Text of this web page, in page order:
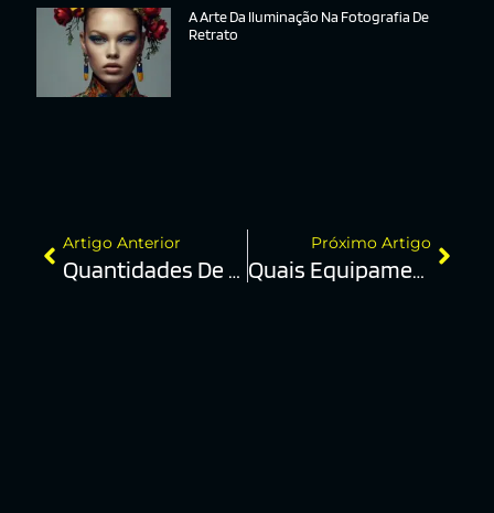
A Arte Da Iluminação Na Fotografia De
Retrato
Artigo Anterior
Quantidades De Pixels
Próximo Artigo
Quais Equipamentos